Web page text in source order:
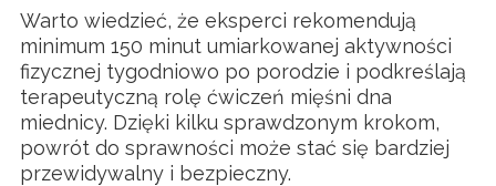
Warto wiedzieć, że eksperci rekomendują
minimum 150 minut umiarkowanej aktywności
fizycznej tygodniowo po porodzie i podkreślają
terapeutyczną rolę ćwiczeń mięśni dna
miednicy. Dzięki kilku sprawdzonym krokom,
powrót do sprawności może stać się bardziej
przewidywalny i bezpieczny.